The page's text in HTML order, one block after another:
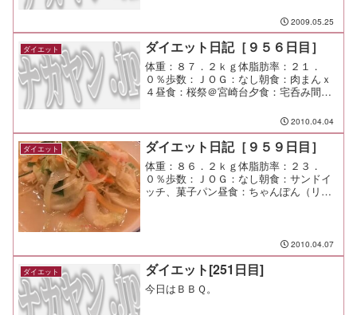
2009.05.25
ダイエット ダイエット日記［９５６日目］
体重：８７．２ｋｇ体脂肪率：２１．
０％歩数：ＪＯＧ：なし朝食：肉まんｘ
４昼食：桜祭＠宮崎台夕食：宅呑み間
2010.04.04
ダイエット ダイエット日記［９５９日目］
体重：８６．２ｋｇ体脂肪率：２３．
０％歩数：ＪＯＧ：なし朝食：サンドイ
ッチ、菓子パン昼食：ちゃんぽん（リン
2010.04.07
ダイエット ダイエット[251日目]
今日はＢＢＱ。